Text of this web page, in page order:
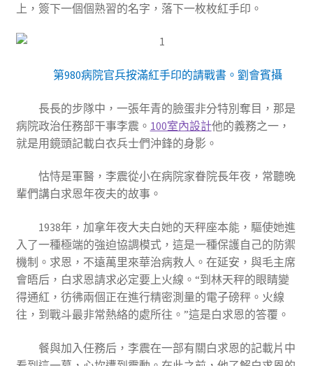
上，簽下一個個熟習的名字，落下一枚枚紅手印。
第980病院官兵按滿紅手印的請戰書。劉會賓攝
長長的步隊中，一張年青的臉蛋非分特別奪目，那是
病院政治任務部干事李震。 100室內設計他的義務之一，
就是用鏡頭記載白衣兵士們沖鋒的身影。
怙恃是軍醫，李震從小在病院家眷院長年夜，常聽晚
輩們講白求恩年夜夫的故事。
1938年，加拿年夜大夫白她的天秤座本能，驅使她進
入了一種極端的強迫協調模式，這是一種保護自己的防禦
機制。求恩，不遠萬里來華治病救人。在延安，與毛主席
會晤后，白求恩請求必定要上火線。“到林天秤的眼睛變
得通紅，彷彿兩個正在進行精密測量的電子磅秤。火線
往，到戰斗最非常熱絡的處所往。”這是白求恩的答覆。
餐與加入任務后，李震在一部有關白求恩的記載片中